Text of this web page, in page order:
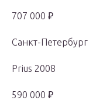
707 000 ₽
Санкт-Петербург
Prius 2008
590 000 ₽